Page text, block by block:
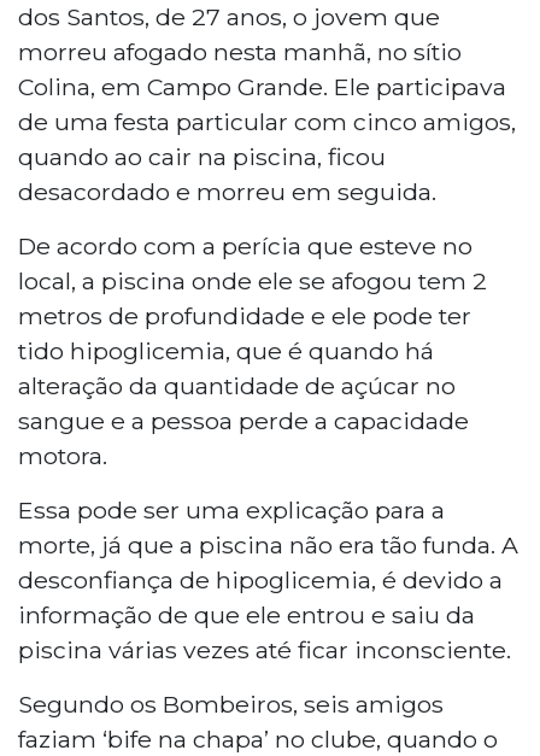
dos Santos, de 27 anos, o jovem que
morreu afogado nesta manhã, no sítio
Colina, em Campo Grande. Ele participava
de uma festa particular com cinco amigos,
quando ao cair na piscina, ficou
desacordado e morreu em seguida.
De acordo com a perícia que esteve no
local, a piscina onde ele se afogou tem 2
metros de profundidade e ele pode ter
tido hipoglicemia, que é quando há
alteração da quantidade de açúcar no
sangue e a pessoa perde a capacidade
motora.
Essa pode ser uma explicação para a
morte, já que a piscina não era tão funda. A
desconfiança de hipoglicemia, é devido a
informação de que ele entrou e saiu da
piscina várias vezes até ficar inconsciente.
Segundo os Bombeiros, seis amigos
faziam ‘bife na chapa’ no clube, quando o